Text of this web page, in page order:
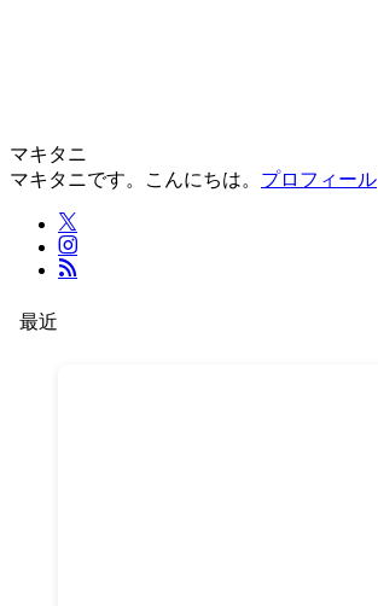
マキタニ
マキタニです。こんにちは。 プロフィール
最近